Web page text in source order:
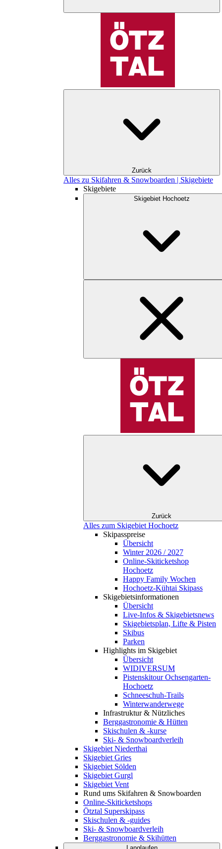
Zurück
Alles zu Skifahren & Snowboarden | Skigebiete
Skigebiete
Skigebiet Hochoetz
Zurück
Alles zum Skigebiet Hochoetz
Skipasspreise
Übersicht
Winter 2026 / 2027
Online-Skiticketshop
Hochoetz
Happy Family Wochen
Hochoetz-Kühtai Skipass
Skigebietsinformationen
Übersicht
Live-Infos & Skigebietsnews
Skigebietsplan, Lifte & Pisten
Skibus
Parken
Highlights im Skigebiet
Übersicht
WIDIVERSUM
Pistenskitour Ochsengarten-
Hochoetz
Schneeschuh-Trails
Winterwanderwege
Infrastruktur & Nützliches
Berggastronomie & Hütten
Skischulen & -kurse
Ski- & Snowboardverleih
Skigebiet Niederthai
Skigebiet Gries
Skigebiet Sölden
Skigebiet Gurgl
Skigebiet Vent
Rund ums Skifahren & Snowboarden
Online-Skiticketshops
Ötztal Superskipass
Skischulen & -guides
Ski- & Snowboardverleih
Berggastronomie & Skihütten